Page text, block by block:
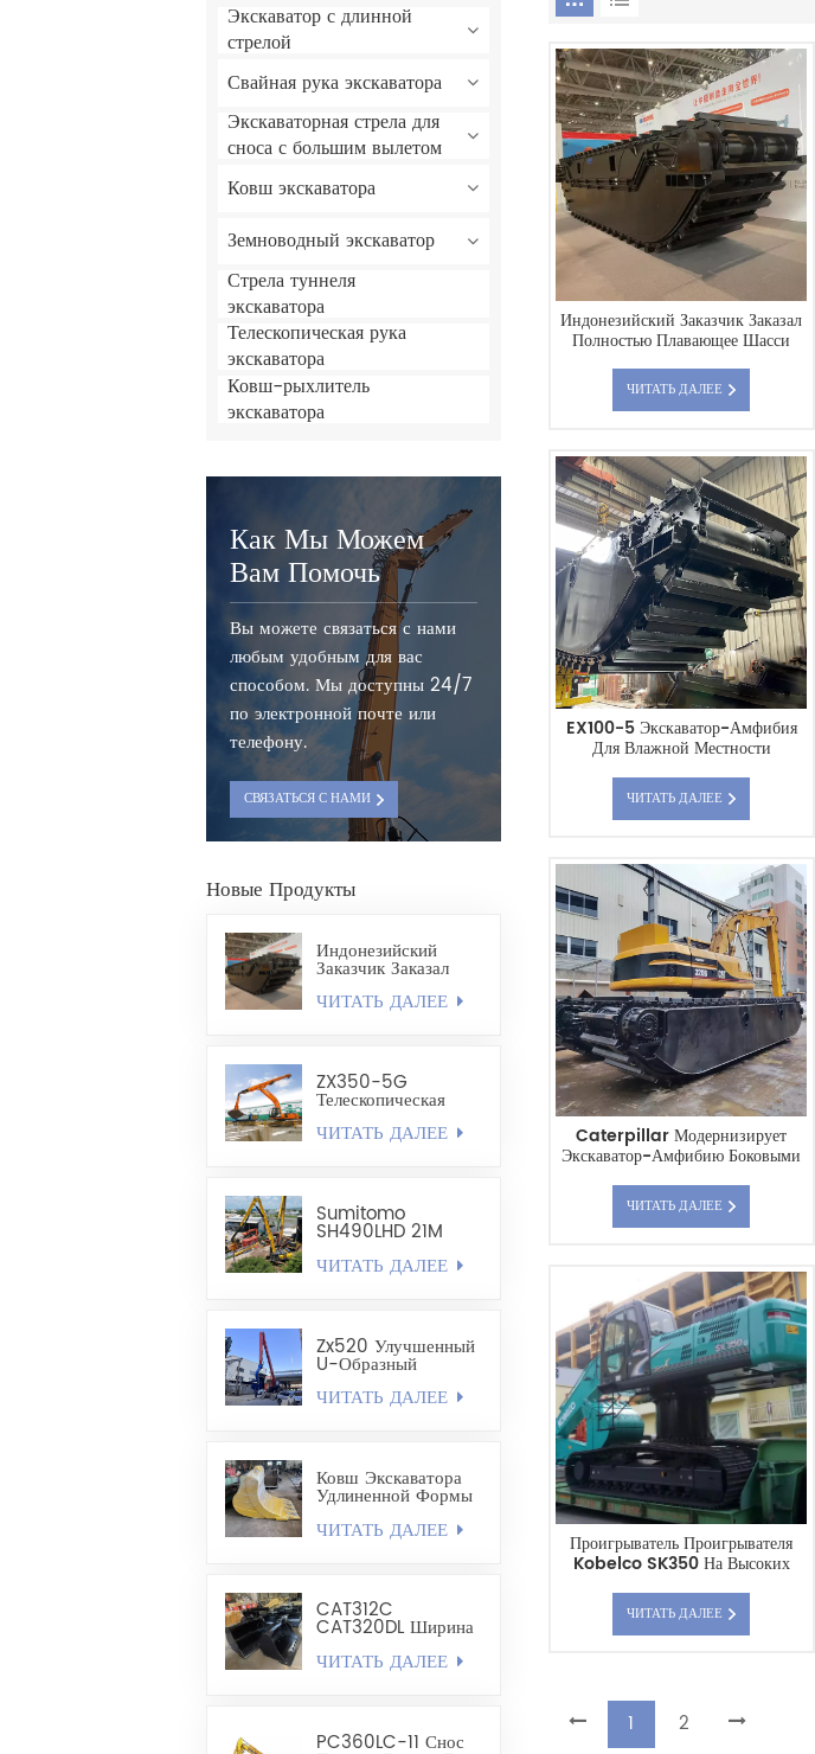
Экскаватор с длинной
стрелой
Свайная рука экскаватора
Экскаваторная стрела для
сноса с большим вылетом
Ковш экскаватора
Земноводный экскаватор
Стрела туннеля
экскаватора
Телескопическая рука
экскаватора
Ковш-рыхлитель
экскаватора
Как Мы Можем
Вам Помочь
Вы можете связаться с нами
любым удобным для вас
способом. Мы доступны 24/7
по электронной почте или
телефону.
СВЯЗАТЬСЯ С НАМИ
Новые Продукты
Индонезийский
Заказчик Заказал
Плавающее Шасси
ЧИТАТЬ ДАЛЕЕ
ZX350-5G
Телескопическая
Изготовленный По
Ракушечного Типа
Объемом 1,8 Куб.
ЧИТАТЬ ДАЛЕЕ
Sumitomo
SH490LHD 21M
Экскаватор Для
ЧИТАТЬ ДАЛЕЕ
Zx520 Улучшенный
U-Образный
Забивной Рычаг Для
Стальных
ЧИТАТЬ ДАЛЕЕ
Ковш Экскаватора
Удлиненной Формы
- Карьерный Ковш
ЧИТАТЬ ДАЛЕЕ
CAT312C
CAT320DL Ширина
Выравнивающего
Ковша 1200–1300
ЧИТАТЬ ДАЛЕЕ
PC360LC-11 Снос
Индонезийский Заказчик Заказал
Полностью Плавающее Шасси
ЧИТАТЬ ДАЛЕЕ
EX100-5 Экскаватор-Амфибия
Для Влажной Местности
ЧИТАТЬ ДАЛЕЕ
Caterpillar Модернизирует
Экскаватор-Амфибию Боковыми
ЧИТАТЬ ДАЛЕЕ
Проигрыватель Проигрывателя
Kobelco SK350 На Высоких
ЧИТАТЬ ДАЛЕЕ
1 2